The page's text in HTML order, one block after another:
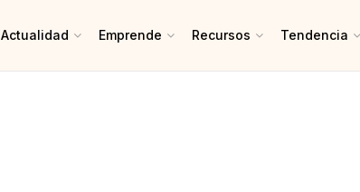
Actualidad Emprende Recursos Tendencia